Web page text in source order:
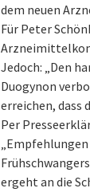
dem neuen
Für Peter
Jedoch: „Den
Duogynon
erreichen, dass
Per
ergeht an die